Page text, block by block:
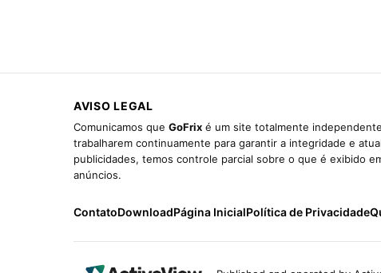
AVISO LEGAL
Comunicamos que GoFrix é um site totalmente
trabalharem continuamente para garantir a integridade e
publicidades, temos controle parcial sobre o que é exibido
anúncios.
ContatoDownloadPágina InicialPolítica de Privacidade